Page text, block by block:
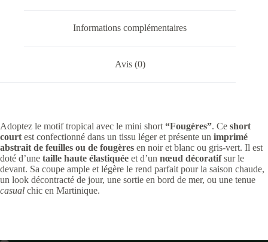
Informations complémentaires
Avis (0)
Adoptez le motif tropical avec le mini short “Fougères”. Ce short
court est confectionné dans un tissu léger et présente un imprimé
abstrait de feuilles ou de fougères en noir et blanc ou gris-vert. Il est
doté d’une taille haute élastiquée et d’un nœud décoratifsur le
devant. Sa coupe ample et légère le rend parfait pour la saison chaude,
un look décontracté de jour, une sortie en bord de mer, ou une tenue
casual chic en Martinique.